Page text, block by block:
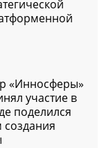
«Инносферы»
участие в
поделился